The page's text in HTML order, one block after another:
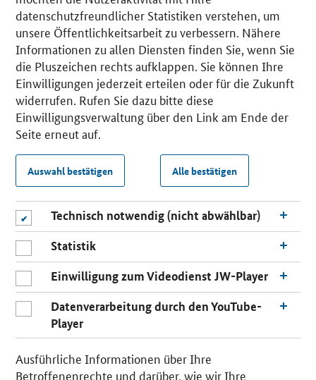
datenschutzfreundlicher Statistiken verstehen, um
unsere Öffentlichkeitsarbeit zu verbessern. Nähere
Informationen zu allen Diensten finden Sie, wenn Sie
die Pluszeichen rechts aufklappen. Sie können Ihre
Einwilligungen jederzeit erteilen oder für die Zukunft
widerrufen. Rufen Sie dazu bitte diese
Einwilligungsverwaltung über den Link am Ende der
Seite erneut auf.
Auswahl bestätigen Alle bestätigen
Technisch notwendig (nicht abwählbar)
Statistik
Einwilligung zum Videodienst JW-Player
Datenverarbeitung durch den YouTube-
Player
Ausführliche Informationen über Ihre
Betroffenenrechte und darüber, wie wir Ihre